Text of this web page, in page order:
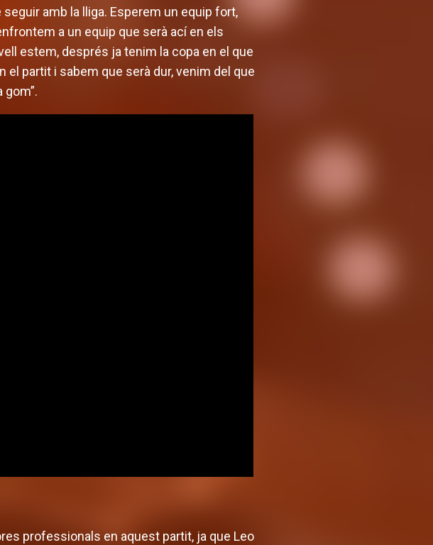
amb la lliga. Esperem un equip fort,
a un equip que serà ací en els
estem, després ja tenim la copa en el que
partit i sabem que serà dur, venim del que
professionals en aquest partit, ja que Leo